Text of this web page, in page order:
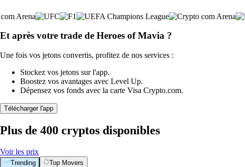
Et après votre trade de Heroes of Mavia ?
Une fois vos jetons convertis, profitez de nos services :
Stockez vos jetons sur l'app.
Boostez vos avantages avec Level Up.
Dépensez vos fonds avec la carte Visa Crypto.com.
Télécharger l'app
Plus de 400 cryptos disponibles
Voir les prix
Trending Top Movers